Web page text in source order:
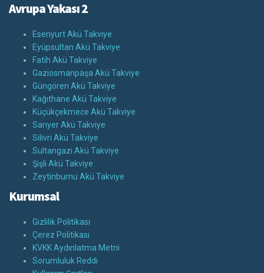
Avrupa Yakası 2
Esenyurt Akü Takviye
Eyüpsultan Akü Takviye
Fatih Akü Takviye
Gaziosmanpaşa Akü Takviye
Güngören Akü Takviye
Kağıthane Akü Takviye
Küçükçekmece Akü Takviye
Sarıyer Akü Takviye
Silivri Akü Takviye
Sultangazi Akü Takviye
Şişli Akü Takviye
Zeytinburnu Akü Takviye
Kurumsal
Gizlilik Politikası
Çerez Politikası
KVKK Aydınlatma Metni
Sorumluluk Reddi